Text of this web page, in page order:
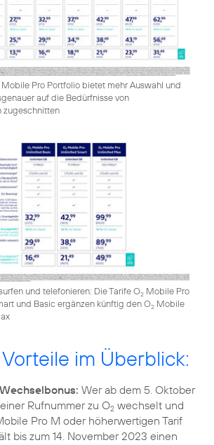
Mobile Pro Portfolio bietet mehr Auswahl und
auf die Bedürfnisse von
zugeschnitten
und telefonieren: Die Tarife O2 Mobile Pro
und Basic ergänzen künftig den O2 Mobile
im Überblick:
Wer ab dem 5. Oktober
Rufnummer zu O2 wechselt und
Pro M oder höherwertigen Tarif
bis zum 14. November 2023 einen